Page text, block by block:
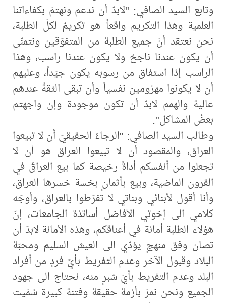
وتابع السيد الصافي: "لابدّ أن ندعم ونهتمّ بكفاءاتنا
العلمية وهذا التكريم واقعاً هو تكريمٌ لكلّ الطلبة،
نحن نعتقد أنّ جميع الطلبة من المتفوّقين ونتمنّى
أن يكون عندنا ناجحٌ ولا يكون عندنا راسب، وهذا
الراسب إذا استفاق من رسوبه يكون جيّداً، وعليهم
أن لا يكونوا مهزومين نفسياً وأن تبقى الثقةُ عندهم
عالية والهمم لابدّ أن تكون موجودة وإن واجهتم
بعضُ المشاكل".
وطالب السيد الصافي: "الرجاءُ الحقيقيّ أن لا تبيعوا
العراق، والمقصود أن لا تبيعوا العراق هو أن لا
تجعلوا من أنفسكم أداةً رخيصة كما بيع العراقُ في
القرون الماضية، وبيع بأثمانٍ بخسة خسرها العراق،
وأنا أقول لأبنائي وبناتي لا تفرّطوا بالعراق، وأوجّه
كلامي الى إخوتي الأفاضل أساتذة الجامعات، إنّ
هؤلاء الطلبة أمانة في أعناقكم، وهذه الأمانة لابدّ أن
تصان وفق منهجٍ يؤدّي الى العيش السليم ومحبّة
البلاد وقبول الآخر وعدم التفريط بأيّ فردٍ من أفراد
البلد وعدم التفريط بأيّ شبرٍ منه، نحتاج الى جهود
الجميع ونحن نمرّ بأزمة حقيقة وفتنة كبيرة سُمّيت